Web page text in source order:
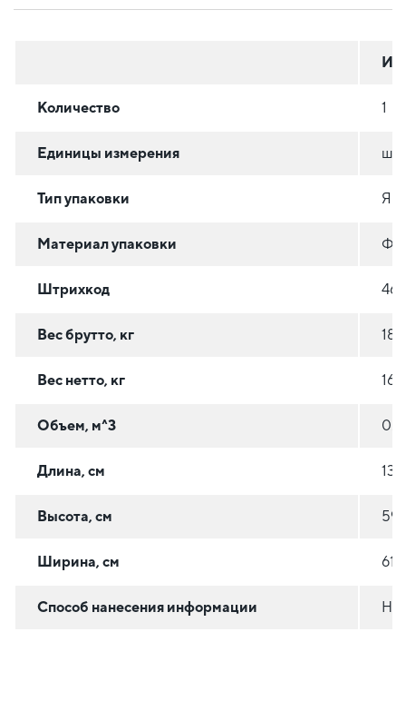
Количество 1
Единицы измерения шт
Тип упаковки
Материал упаковки
Штрихкод
Вес брутто, кг 180
Вес нетто, кг 160
Объем, м^3
Длина, см 133
Высота, см 59
Ширина, см 61
Способ нанесения информации На